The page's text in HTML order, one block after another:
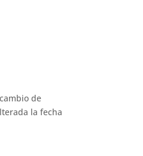
de
la fecha